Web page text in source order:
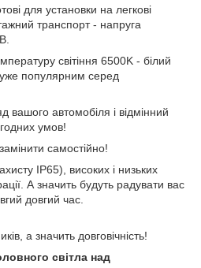
для установки на легкові
транспорт - напруга
світіння 6500K - білий
популярним серед
вашого автомобіля і відмінний
умов!
самостійно!
IP65), високих і низьких
А значить будуть радувати вас
довгий час.
а значить довговічність!
світла над